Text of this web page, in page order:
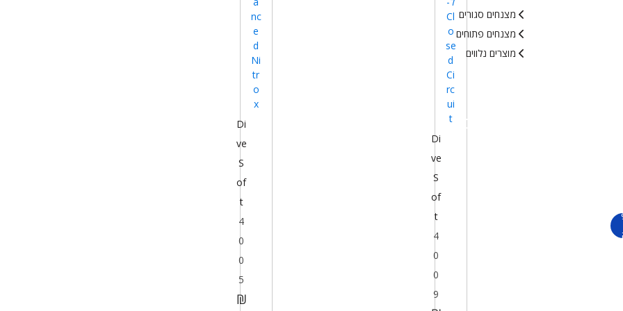
מצנחים סגורים
מצנחים פתוחים
מוצרים נלווים
Cl
o
se
d
Ci
rc
ui
t
Di
ve
S
of
t
4
0
0
9
nc
e
d
Ni
tr
o
x
Di
ve
S
of
t
4
0
0
5
₪